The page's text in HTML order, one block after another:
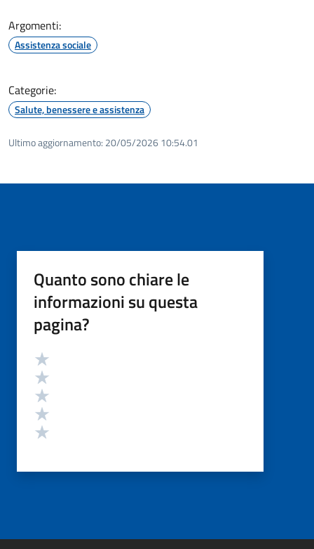
Argomenti:
Assistenza sociale
Categorie:
Salute, benessere e assistenza
Ultimo aggiornamento: 20/05/2026 10:54.01
Quanto sono chiare le
informazioni su questa
pagina?
Valutazione